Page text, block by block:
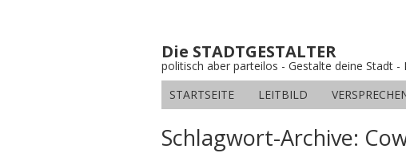
Die STADTGESTALTER
politisch aber parteilos - Gestalte deine Stadt -
STARTSEITE
LEITBILD
Schlagwort-Archive: